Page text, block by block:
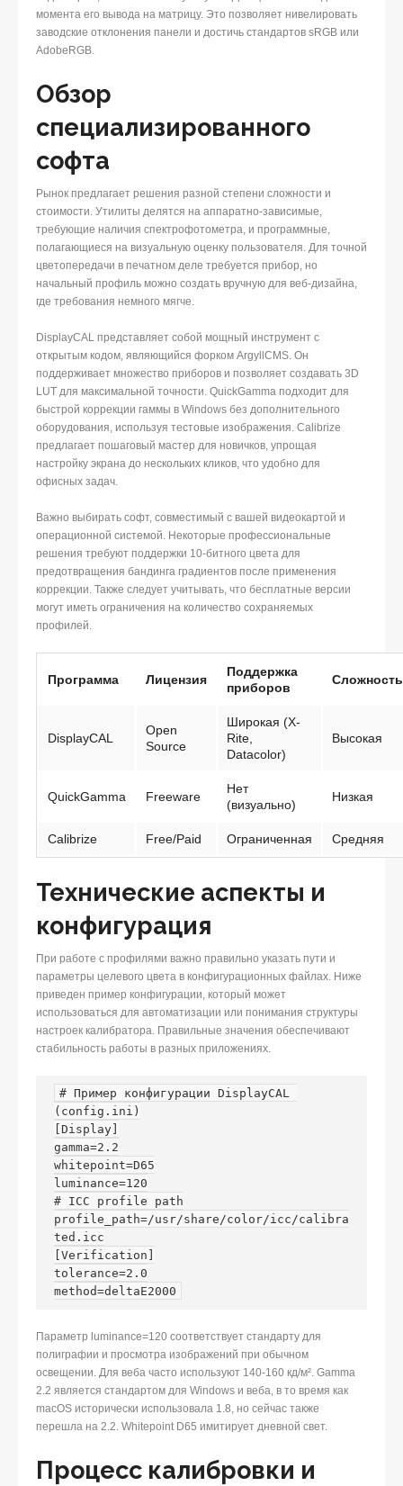
момента его вывода на матрицу. Это позволяет нивелировать
заводские отклонения панели и достичь стандартов sRGB или
AdobeRGB.
Обзор
специализированного
софта
Рынок предлагает решения разной степени сложности и
стоимости. Утилиты делятся на аппаратно-зависимые,
требующие наличия спектрофотометра, и программные,
полагающиеся на визуальную оценку пользователя. Для точной
цветопередачи в печатном деле требуется прибор, но
начальный профиль можно создать вручную для веб-дизайна,
где требования немного мягче.
DisplayCAL представляет собой мощный инструмент с
открытым кодом, являющийся форком ArgyllCMS. Он
поддерживает множество приборов и позволяет создавать 3D
LUT для максимальной точности. QuickGamma подходит для
быстрой коррекции гаммы в Windows без дополнительного
оборудования, используя тестовые изображения. Calibrize
предлагает пошаговый мастер для новичков, упрощая
настройку экрана до нескольких кликов, что удобно для
офисных задач.
Важно выбирать софт, совместимый с вашей видеокартой и
операционной системой. Некоторые профессиональные
решения требуют поддержки 10-битного цвета для
предотвращения бандинга градиентов после применения
коррекции. Также следует учитывать, что бесплатные версии
могут иметь ограничения на количество сохраняемых
профилей.
Программа Лицензия
Поддержка
приборов
Сложность
DisplayCAL
Open
Source
Широкая (X-
Rite,
Datacolor)
Высокая
QuickGamma Freeware
Нет
(визуально)
Низкая
Calibrize Free/Paid Ограниченная Средняя
Технические аспекты и
конфигурация
При работе с профилями важно правильно указать пути и
параметры целевого цвета в конфигурационных файлах. Ниже
приведен пример конфигурации, который может
использоваться для автоматизации или понимания структуры
настроек калибратора. Правильные значения обеспечивают
стабильность работы в разных приложениях.
# Пример конфигурации DisplayCAL
(config.ini)
[Display]
gamma=2.2
whitepoint=D65
luminance=120
# ICC profile path
profile_path=/usr/share/color/icc/calibra
ted.icc
[Verification]
tolerance=2.0
method=deltaE2000
Параметр luminance=120 соответствует стандарту для
полиграфии и просмотра изображений при обычном
освещении. Для веба часто используют 140-160 кд/м². Gamma
2.2 является стандартом для Windows и веба, в то время как
macOS исторически использовала 1.8, но сейчас также
перешла на 2.2. Whitepoint D65 имитирует дневной свет.
Процесс калибровки и